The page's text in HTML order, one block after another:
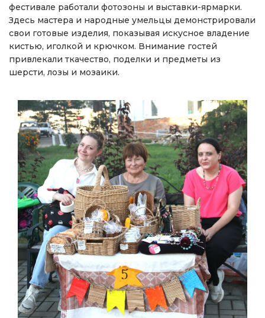
фестивале работали фотозоны и выставки-ярмарки.
Здесь мастера и народные умельцы демонстрировали
свои готовые изделия, показывая искусное владение
кистью, иголкой и крючком. Внимание гостей
привлекали ткачество, поделки и предметы из
шерсти, лозы и мозаики.